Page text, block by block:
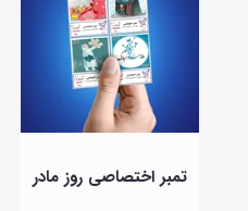
تمبر اختصاصی روز مادر